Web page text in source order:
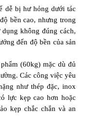
dễ bị hư hỏng dưới tác
bền cao, nhưng trong
không đúng cách,
đến độ bền của sản
(60kg) mặc dù đủ
Các công việc yêu
như thép đặc, inox
lực kẹp cao hơn hoặc
kẹp chắc chắn và an